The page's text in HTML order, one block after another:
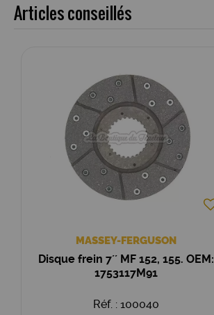
Articles conseillés
MASSEY-FERGUSON
Disque frein 7´´ MF 152, 155. OEM:
1753117M91
Réf. : 100040